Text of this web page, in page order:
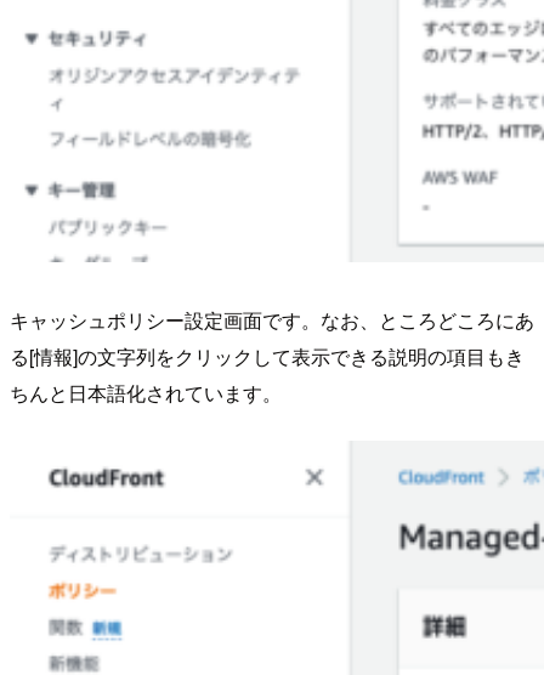
キャッシュポリシー設定画面です。なお、ところどころにあ
る[情報]の文字列をクリックして表示できる説明の項目もき
ちんと日本語化されています。